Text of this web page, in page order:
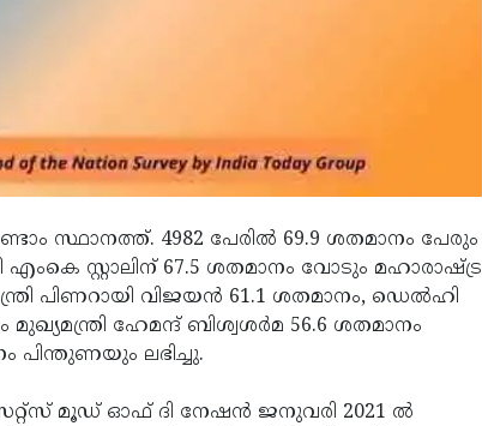
സ്ഥാനത്ത്. 4982 പേരില്‍ 69.9 ശതമാനം പേരും
സ്റ്റാലിന് 67.5 ശതമാനം വോടും മഹാരാഷ്ട്ര
പിണറായി വിജയന്‍ 61.1 ശതമാനം, ഡെല്‍ഹി
ഹേമന്ദ് ബിശ്വശര്‍മ 56.6 ശതമാനം
പിന്തുണയും ലഭിച്ചു.
മൂഡ് ഓഫ് ദി നേഷന്‍ ജനുവരി 2021 ല്‍